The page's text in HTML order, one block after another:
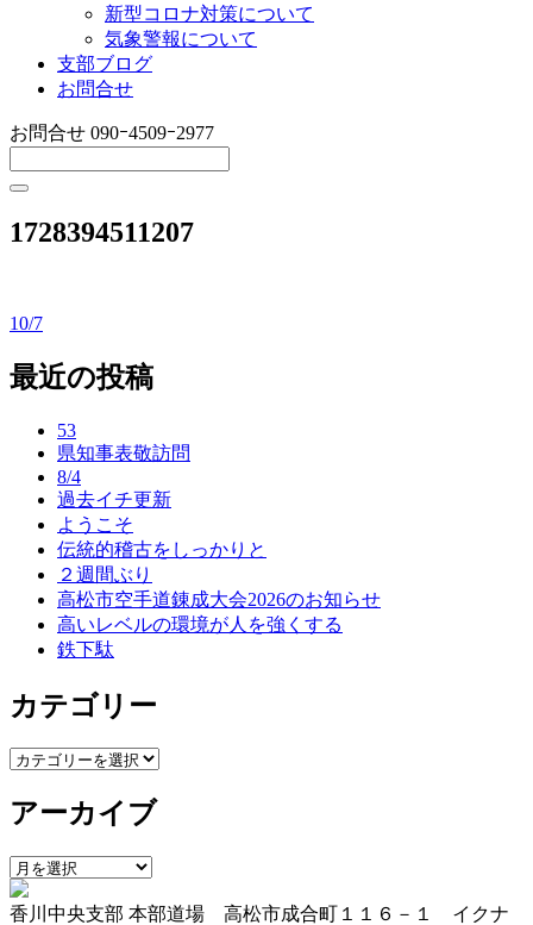
新型コロナ対策について
気象警報について
支部ブログ
お問合せ
お問合せ 090ｰ4509ｰ2977
1728394511207
投
稿
10/7
最近の投稿
53
県知事表敬訪問
8/4
過去イチ更新
ようこそ
伝統的稽古をしっかりと
２週間ぶり
高松市空手道錬成大会2026のお知らせ
高いレベルの環境が人を強くする
鉄下駄
カテゴリー
カ
ゴ
ー
アーカイブ
ア
ー
カ
香川中央支部 本部道場 高松市成合町１１６－１ イクナ